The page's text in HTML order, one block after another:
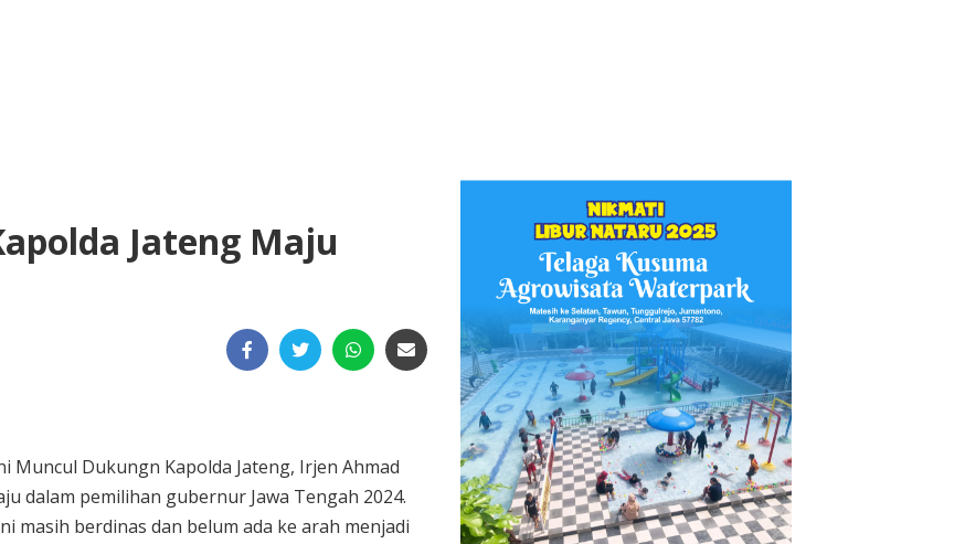
Jateng Maju
Muncul Dukungn Kapolda Jateng, Irjen Ahmad
dalam pemilihan gubernur Jawa Tengah 2024.
masih berdinas dan belum ada ke arah menjadi